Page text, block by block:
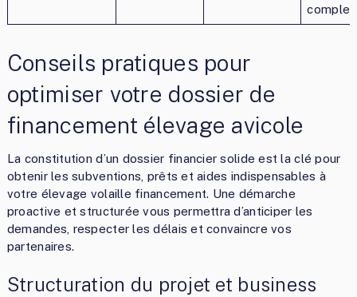
Conseils pratiques pour
optimiser votre dossier de
financement élevage avicole
La constitution d’un dossier financier solide est la clé pour
obtenir les subventions, prêts et aides indispensables à
votre élevage volaille financement. Une démarche
proactive et structurée vous permettra d’anticiper les
demandes, respecter les délais et convaincre vos
partenaires.
Structuration du projet et business